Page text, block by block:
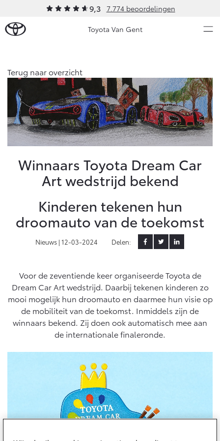
9,3 7.774 beoordelingen
Toyota Van Gent
Ons bedrijf
Ons bedrijf
Geschiedenis
Sponsoring
Contact en Route
Klantbeoordelingen
Modellen
Aygo X
HYBRIDE
Vanaf € 23.750,-
Yaris
HYBRIDE
Vanaf € 27.195,-
Yaris Cross
HYBRIDE
Vanaf € 31.895,-
Urban Cruiser
BATTERIJ-ELEKTRISCH
Vanaf € 32.995,-
Corolla Hatchback
Corolla Touring Sports
Occasions
Onderhoud
Service & Onderhoud
Werkplaatsafspraak
APK
Airco check
Vakantiecheck
Hybride Zekerheid Controle
Toyota handleidingen
Toyota Pechhulp
Schade & Glasherstel
Diensten
Wat is Private Lease?
Bereken je maandbedrag
Private Lease voor ZZP
Private Lease Occasions
Financieren
Oplaadservice
Thuislaadpakketten
Zakelijk
Zakelijk
Toyota voor de zaak
Leaserijder
Wagenparkbeheer
Financial Lease
Werkplaatsafspraak maken
Contact en Route
Schade melden
Plan een proefrit
Vraag een brochure aan
Terug naar overzicht
Winnaars Toyota Dream Car
Art wedstrijd bekend
Kinderen tekenen hun
droomauto van de toekomst
Nieuws | 12-03-2024 Delen:
Voor de zeventiende keer organiseerde Toyota de
Dream Car Art wedstrijd. Daarbij tekenen kinderen zo
mooi mogelijk hun droomauto en daarmee hun visie op
de mobiliteit van de toekomst. Inmiddels zijn de
winnaars bekend. Zij doen ook automatisch mee aan
de internationale finaleronde.